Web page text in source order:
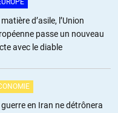
que l’indépendance ? La
autre attitude. Je pense
définit le général de Gaulle,
intermédiaire entre les
matière d’asile, l’Union
passe un nouveau
avec le diable
guerre en Iran ne détrônera